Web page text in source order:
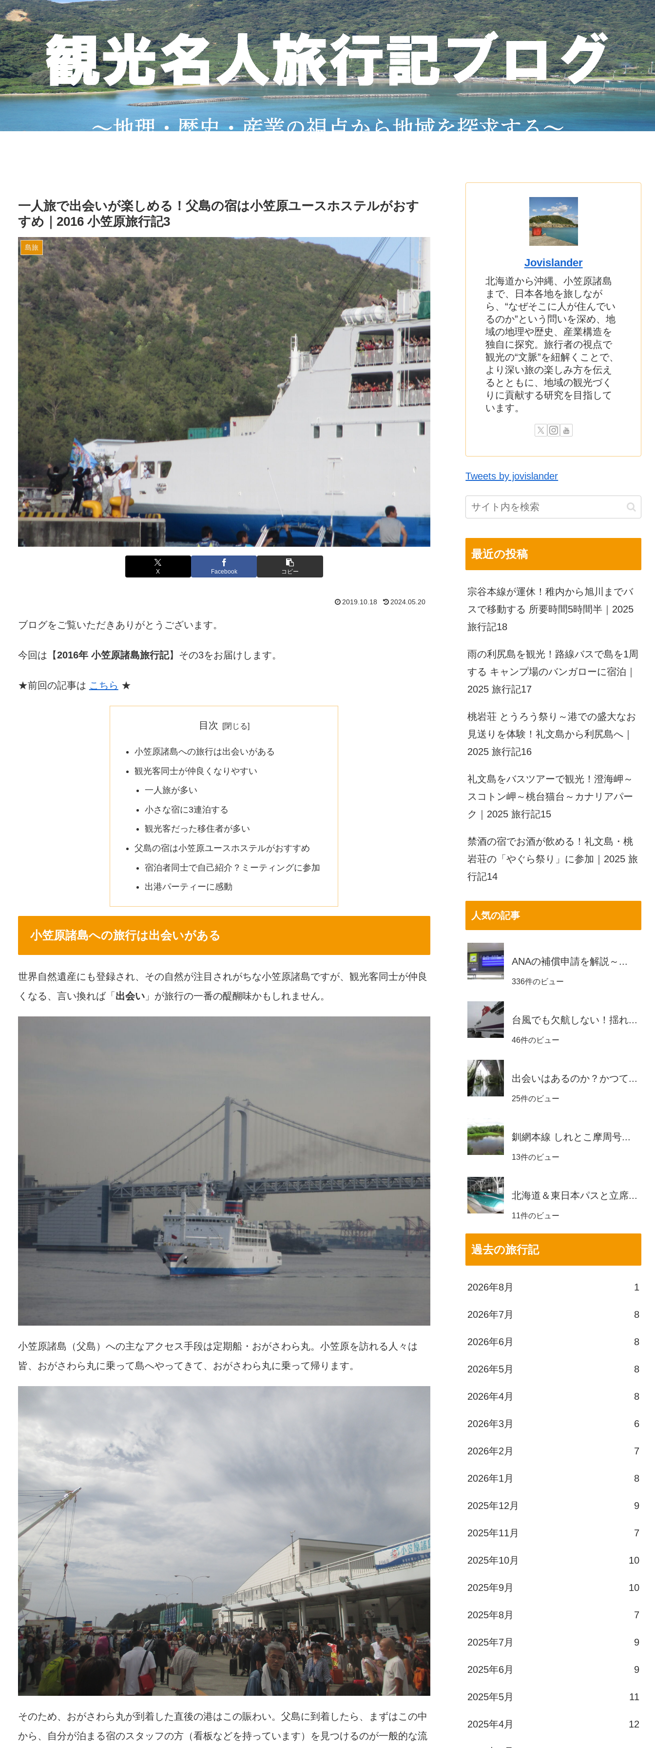
一人旅で出会いが楽しめる！父島の宿は小笠原ユースホステルがおす
すめ｜2016 小笠原旅行記3
島旅
X Facebook コピー
2019.10.18 2024.05.20
ブログをご覧いただきありがとうございます。
今回は【2016年 小笠原諸島旅行記】その3をお届けします。
★前回の記事は こちら ★
目次
小笠原諸島への旅行は出会いがある
観光客同士が仲良くなりやすい
一人旅が多い
小さな宿に3連泊する
観光客だった移住者が多い
父島の宿は小笠原ユースホステルがおすすめ
宿泊者同士で自己紹介？ミーティングに参加
出港パーティーに感動
小笠原諸島への旅行は出会いがある
世界自然遺産にも登録され、その自然が注目されがちな小笠原諸島ですが、観光客同士が仲良
くなる、言い換れば「 出会い」が旅行の一番の醍醐味かもしれません。
小笠原諸島（父島）への主なアクセス手段は定期船・おがさわら丸。小笠原を訪れる人々は
皆、おがさわら丸に乗って島へやってきて、おがさわら丸に乗って帰ります。
そのため、おがさわら丸が到着した直後の港はこの賑わい。父島に到着したら、まずはこの中
から、自分が泊まる宿のスタッフの方（看板などを持っています）を見つけるのが一般的な流
Jovislander
北海道から沖縄、小笠原諸島
まで、日本各地を旅しなが
ら、“なぜそこに人が住んでい
るのか”という問いを深め、地
域の地理や歴史、産業構造を
独自に探究。旅行者の視点で
観光の“文脈”を紐解くことで、
より深い旅の楽しみ方を伝え
るとともに、地域の観光づく
りに貢献する研究を目指して
います。
Tweets by jovislander
最近の投稿
宗谷本線が運休！稚内から旭川までバ
スで移動する 所要時間5時間半｜2025
旅行記18
雨の利尻島を観光！路線バスで島を1周
する キャンプ場のバンガローに宿泊｜
2025 旅行記17
桃岩荘 とうろう祭り～港での盛大なお
見送りを体験！礼文島から利尻島へ｜
2025 旅行記16
礼文島をバスツアーで観光！澄海岬～
スコトン岬～桃台猫台～カナリアパー
ク｜2025 旅行記15
禁酒の宿でお酒が飲める！礼文島・桃
岩荘の「やぐら祭り」に参加｜2025 旅
行記14
人気の記事
ANAの補償申請を解説～...
336件のビュー
台風でも欠航しない！揺れ...
46件のビュー
出会いはあるのか？かつて...
25件のビュー
釧網本線 しれとこ摩周号...
13件のビュー
北海道＆東日本パスと立席...
11件のビュー
過去の旅行記
2026年8月 1
2026年7月 8
2026年6月 8
2026年5月 8
2026年4月 8
2026年3月 6
2026年2月 7
2026年1月 8
2025年12月 9
2025年11月 7
2025年10月 10
2025年9月 10
2025年8月 7
2025年7月 9
2025年6月 9
2025年5月 11
2025年4月 12